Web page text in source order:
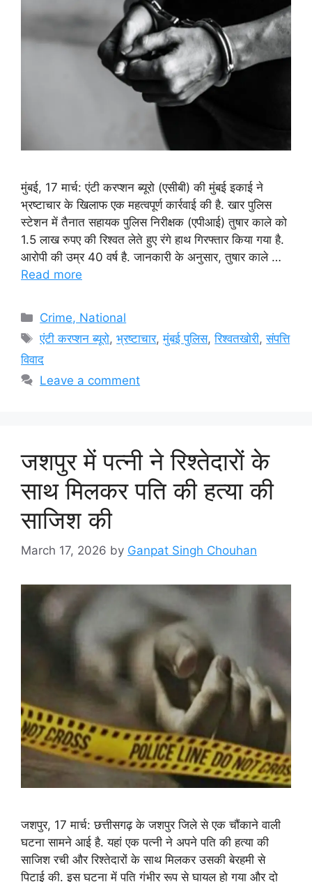
मुंबई, 17 मार्च: एंटी करप्शन ब्यूरो (एसीबी) की मुंबई इकाई ने
भ्रष्टाचार के खिलाफ एक महत्वपूर्ण कार्रवाई की है. खार पुलिस
स्टेशन में तैनात सहायक पुलिस निरीक्षक (एपीआई) तुषार काले को
1.5 लाख रुपए की रिश्वत लेते हुए रंगे हाथ गिरफ्तार किया गया है.
आरोपी की उम्र 40 वर्ष है. जानकारी के अनुसार, तुषार काले …
Read more
Categories
Crime, National
Tags
एंटी करप्शन ब्यूरो,भ्रष्टाचार,मुंबई पुलिस,रिश्वतखोरी,संपत्ति
विवाद
Leave a comment
जशपुर में पत्नी ने रिश्तेदारों के
साथ मिलकर पति की हत्या की
साजिश की
March 17, 2026 by Ganpat Singh Chouhan
जशपुर, 17 मार्च: छत्तीसगढ़ के जशपुर जिले से एक चौंकाने वाली
घटना सामने आई है. यहां एक पत्नी ने अपने पति की हत्या की
साजिश रची और रिश्तेदारों के साथ मिलकर उसकी बेरहमी से
पिटाई की. इस घटना में पति गंभीर रूप से घायल हो गया और दो